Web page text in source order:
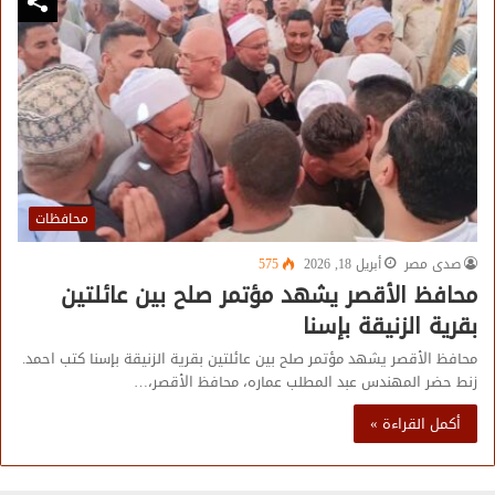
محافظات
صدى مصر
أبريل 18, 2026 575
محافظ الأقصر يشهد مؤتمر صلح بين عائلتين
بقرية الزنيقة بإسنا
محافظ الأقصر يشهد مؤتمر صلح بين عائلتين بقرية الزنيقة بإسنا كتب احمد.
زنط حضر المهندس عبد المطلب عماره، محافظ الأقصر،…
أكمل القراءة »